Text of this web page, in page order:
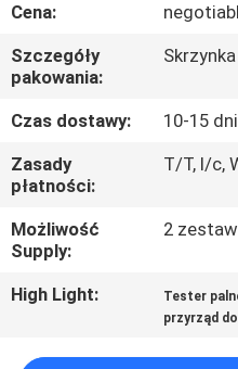
SKONTAKTUJ
SIĘ
Z
NAMI
AKTUALNOŚCI
O
WYCENĘ
Cena:
Szczegóły
pakowania:
Czas dostawy:
10-15
Zasady
płatności:
T/T, l/c,
Możliwość
Supply:
2
High Light: Tester
przyrząd